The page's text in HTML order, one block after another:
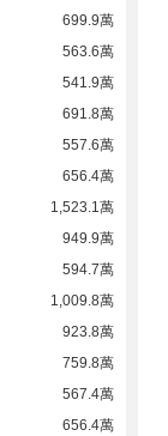
699.9萬
563.6萬
541.9萬
691.8萬
557.6萬
656.4萬
1,523.1萬
949.9萬
594.7萬
1,009.8萬
923.8萬
759.8萬
567.4萬
656.4萬